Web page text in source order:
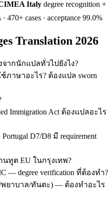
Italy degree recognition +
470+ cases · acceptance 99.0%
Translation 2026
จากนักแปลทั่วไปยังไง?
ช้ภาษาอะไร? ต้องแปล sworn
Immigration Act ต้องแปลอะไร
D7/D8 มี requirement
นทูต EU ในกรุงเทพ?
— degree verification ที่ต้องทำ?
/พยาบาล/ทันตะ) — ต้องทำอะไร